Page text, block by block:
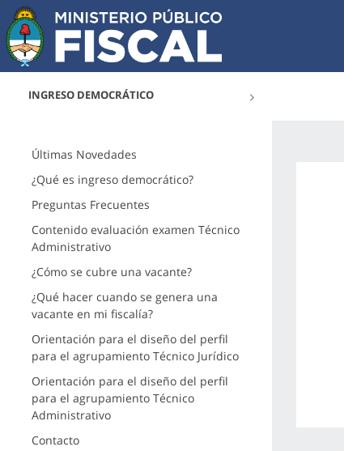
INGRESO DEMOCRÁTICO
Últimas Novedades
¿Qué es ingreso democrático?
Preguntas Frecuentes
Contenido evaluación examen Técnico
Administrativo
¿Cómo se cubre una vacante?
¿Qué hacer cuando se genera una
vacante en mi fiscalía?
Orientación para el diseño del perfil
para el agrupamiento Técnico Jurídico
Orientación para el diseño del perfil
para el agrupamiento Técnico
Administrativo
Contacto